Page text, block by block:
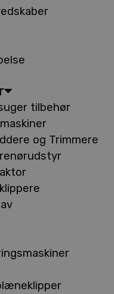
tilbehør
og Trimmere